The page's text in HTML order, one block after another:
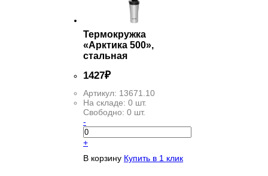
Термокружка
«Арктика 500»,
стальная
1427₽
Артикул: 13671.10
На складе: 0 шт.
Свободно: 0 шт.
-
+
В корзину Купить в 1 клик